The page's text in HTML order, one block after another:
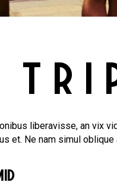
liberavisse, an vix
et. Ne nam simul